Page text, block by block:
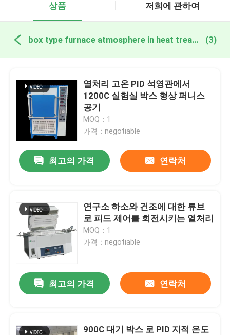
상품 저희에 관하여
box type furnace atmosphere in heat treatment 온라인 제조 (3)
열처리 고온 PID 석영관에서
1200C 실험실 박스 형상 퍼니스
공기
MOQ：1
가격：negotiable
최고의 가격 연락처
연구소 하소와 건조에 대한 튜브
로 피드 제어를 회전시키는 열처리
MOQ：1
가격：negotiable
최고의 가격 연락처
900C 대기 박스 로 PID 지적 온도